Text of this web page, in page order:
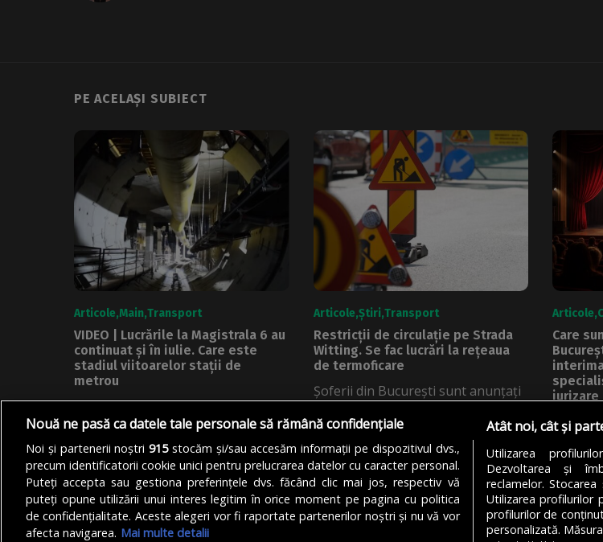
PE ACELAȘI SUBIECT
Articole Main Transport
VIDEO | Lucrările la Magistrala 6 au
continuat și în iulie. Care este
stadiul viitoarelor stații de
metrou
Metrorex a precizat că lucrările la
Magistrala 6 de metrou au
continuat...
DEANDREEA STĂNĂRÎNGĂ 07/08/2026
Articole Știri Transport
Restricții de circulație pe Strada
Witting. Se fac lucrări la rețeaua
de termoficare
Șoferii din București sunt anunțați
Articole
Care
jurizare
A
DENIZ
Nouă ne pasă ca datele tale personale să rămână confidențiale
Noi și partenerii noștri915stocăm și/sau accesăm informații pe dispozitivul dvs.,
precum identificatorii cookie unici pentru prelucrarea datelor cu caracter personal.
Puteți accepta sau gestiona preferințele dvs. făcând clic mai jos, respectiv vă
puteți opune utilizării unui interes legitim în orice moment pe pagina cu politica
de confidențialitate. Aceste alegeri vor fi raportate partenerilor noștri și nu vă vor
afecta navigarea. Mai multe detalii
Atât noi, cât și
Utilizarea
Dezvoltarea și
reclamelor.
Utilizarea profilurilor
profilurilor de
personalizată.